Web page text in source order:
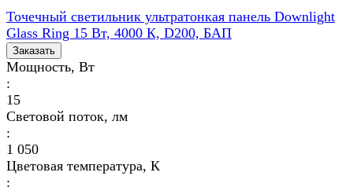
Точечный светильник ультратонкая панель Downlight
Glass Ring 15 Вт, 4000 К, D200, БАП
Заказать
Мощность, Вт
:
15
Световой поток, лм
:
1 050
Цветовая температура, К
: